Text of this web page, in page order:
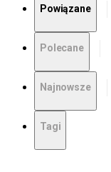
Powiązane
Polecane
Najnowsze
Tagi